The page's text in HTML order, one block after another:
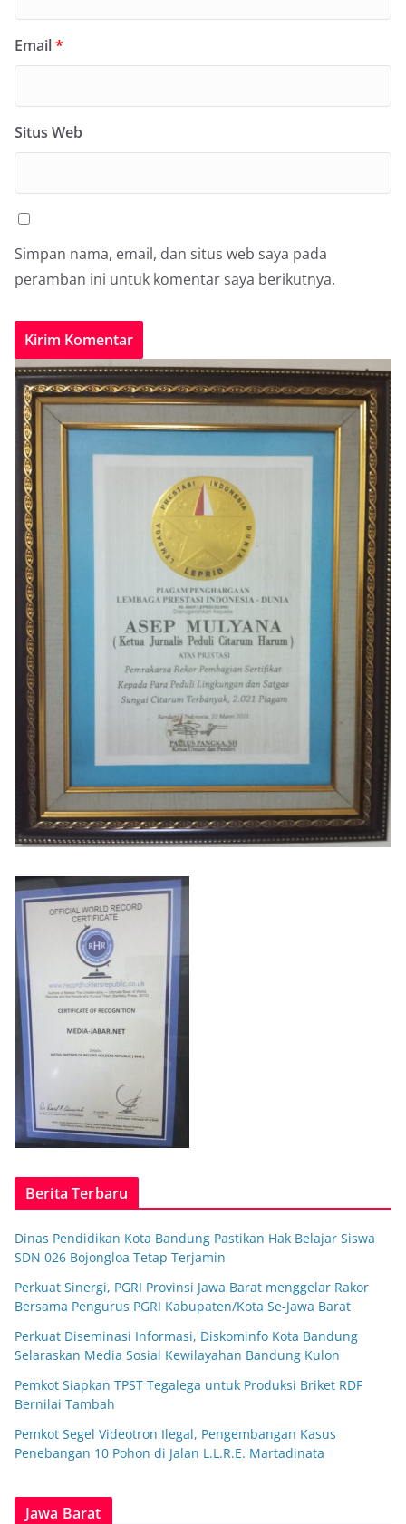
Email*
Situs Web
Simpan nama, email, dan situs web saya pada
peramban ini untuk komentar saya berikutnya.
Berita Terbaru
Dinas Pendidikan Kota Bandung Pastikan Hak Belajar Siswa
SDN 026 Bojongloa Tetap Terjamin
Perkuat Sinergi, PGRI Provinsi Jawa Barat menggelar Rakor
Bersama Pengurus PGRI Kabupaten/Kota Se-Jawa Barat
Perkuat Diseminasi Informasi, Diskominfo Kota Bandung
Selaraskan Media Sosial Kewilayahan Bandung Kulon
Pemkot Siapkan TPST Tegalega untuk Produksi Briket RDF
Bernilai Tambah
Pemkot Segel Videotron Ilegal, Pengembangan Kasus
Penebangan 10 Pohon di Jalan L.L.R.E. Martadinata
Jawa Barat